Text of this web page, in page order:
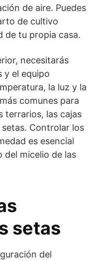
de aire. Puedes
de cultivo
de tu propia casa.
necesitarás
y el equipo
la luz y la
comunes para
terrarios, las cajas
Controlar los
es esencial
micelio de las
setas
del